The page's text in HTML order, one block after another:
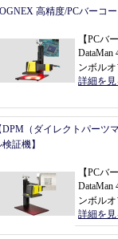
高精度/PCバーコ
【PCバ
DataMan
ンボル
詳細を
DPM（ダイレクトパーツ
検証機】
【PCバ
DataMan
ンボル
詳細を